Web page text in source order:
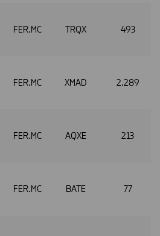
FER.MC TRQX 493
FER.MC XMAD 2.289
FER.MC AQXE 213
FER.MC BATE 77